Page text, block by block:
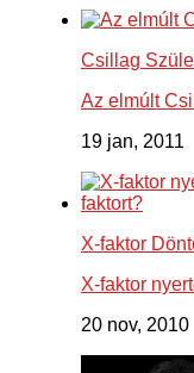
Csillag
Az elmúlt
19 jan, 2011
X-faktor
X-faktor
20 nov, 2010